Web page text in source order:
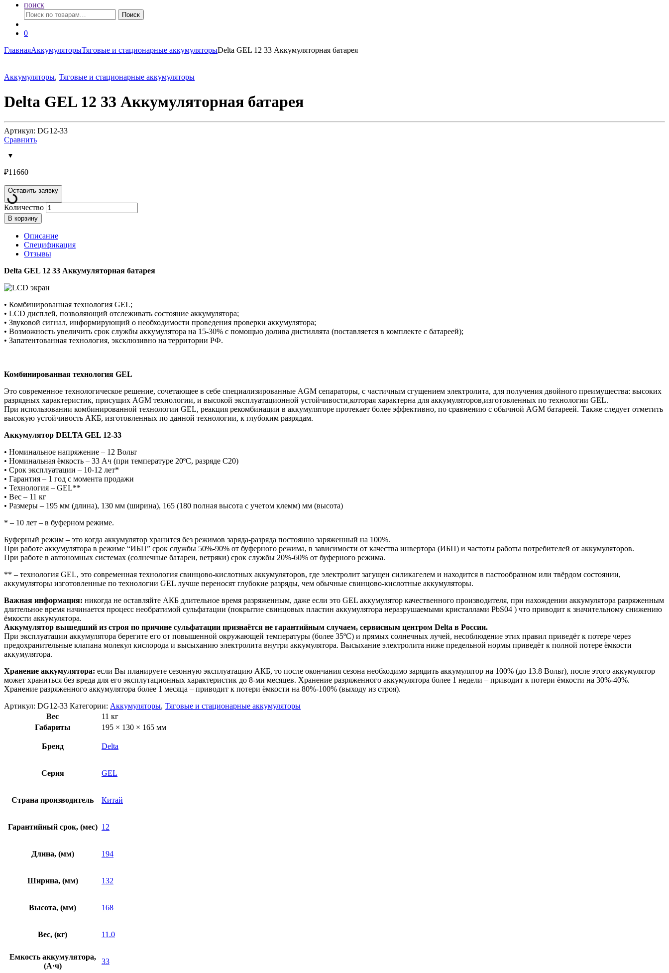
поиск
Искать:
Поиск
0
ГлавнаяАккумуляторыТяговые и стационарные аккумуляторыDelta GEL 12 33 Аккумуляторная батарея
Аккумуляторы, Тяговые и стационарные аккумуляторы
Delta GEL 12 33 Аккумуляторная батарея
Артикул: DG12-33
Сравнить
₽11660
Оставить заявку
Количество
В корзину
Описание
Спецификация
Отзывы
Delta GEL 12 33 Аккумуляторная батарея
• Комбинированная технология GEL;
• LCD дисплей, позволяющий отслеживать состояние аккумулятора;
• Звуковой сигнал, информирующий о необходимости проведения проверки аккумулятора;
• Возможность увеличить срок службы аккумулятора на 15-30% с помощью долива дистиллята (поставляется в комплекте с батареей);
• Запатентованная технология, эксклюзивно на территории РФ.
Комбинированная технология GEL
Это современное технологическое решение, сочетающее в себе специализированные AGM сепараторы, с частичным сгущением электролита, для получения двойного преимущества: высоких
разрядных характеристик, присущих AGM технологии, и высокой эксплуатационной устойчивости,которая характерна для аккумуляторов,изготовленных по технологии GEL.
При использовании комбинированной технологии GEL, реакция рекомбинации в аккумуляторе протекает более эффективно, по сравнению с обычной AGM батареей. Также следует отметить
высокую устойчивость АКБ, изготовленных по данной технологии, к глубоким разрядам.
Аккумулятор DELTA GEL 12-33
• Номинальное напряжение – 12 Вольт
• Номинальная ёмкость – 33 Ач (при температуре 20ºС, разряде С20)
• Срок эксплуатации – 10-12 лет*
• Гарантия – 1 год с момента продажи
• Технология – GEL**
• Вес – 11 кг
• Размеры – 195 мм (длина), 130 мм (ширина), 165 (180 полная высота с учетом клемм) мм (высота)
* – 10 лет – в буферном режиме.
Буферный режим – это когда аккумулятор хранится без режимов заряда-разряда постоянно заряженный на 100%.
При работе аккумулятора в режиме “ИБП” срок службы 50%-90% от буферного режима, в зависимости от качества инвертора (ИБП) и частоты работы потребителей от аккумуляторов.
При работе в автономных системах (солнечные батареи, ветряки) срок службы 20%-60% от буферного режима.
** – технология GEL, это современная технология свинцово-кислотных аккумуляторов, где электролит загущен силикагелем и находится в пастообразном или твёрдом состоянии,
аккумуляторы изготовленные по технологии GEL лучше переносят глубокие разряды, чем обычные свинцово-кислотные аккумуляторы.
Важная информация: никогда не оставляйте АКБ длительное время разряженным, даже если это GEL аккумулятор качественного производителя, при нахождении аккумулятора разряженным
длительное время начинается процесс необратимой сульфатации (покрытие свинцовых пластин аккумулятора неразрушаемыми кристаллами PbS04 ) что приводит к значительному снижению
ёмкости аккумулятора.
Аккумулятор вышедший из строя по причине сульфатации признаётся не гарантийным случаем, сервисным центром Delta в России.
При эксплуатации аккумулятора берегите его от повышенной окружающей температуры (более 35ºC) и прямых солнечных лучей, несоблюдение этих правил приведёт к потере через
предохранительные клапана молекул кислорода и высыханию электролита внутри аккумулятора. Высыхание электролита ниже предельной нормы приведёт к полной потере ёмкости
аккумулятора.
Хранение аккумулятора: если Вы планируете сезонную эксплуатацию АКБ, то после окончания сезона необходимо зарядить аккумулятор на 100% (до 13.8 Вольт), после этого аккумулятор
может храниться без вреда для его эксплутационных характеристик до 8-ми месяцев. Хранение разряженного аккумулятора более 1 недели – приводит к потери ёмкости на 30%-40%.
Хранение разряженного аккумулятора более 1 месяца – приводит к потери ёмкости на 80%-100% (выходу из строя).
Артикул: DG12-33 Категории: Аккумуляторы, Тяговые и стационарные аккумуляторы
Вес
11 кг
Габариты
195 × 130 × 165 мм
Бренд Delta
Серия GEL
Страна производитель Китай
Гарантийный срок, (мес) 12
Длина, (мм) 194
Ширина, (мм) 132
Высота, (мм) 168
Вес, (кг) 11.0
Емкость аккумулятора,
(А·ч)
33